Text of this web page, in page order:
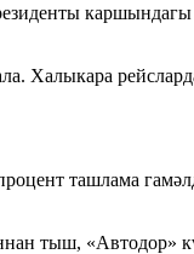
Халыкара
ташлама
тыш, «Автодор»